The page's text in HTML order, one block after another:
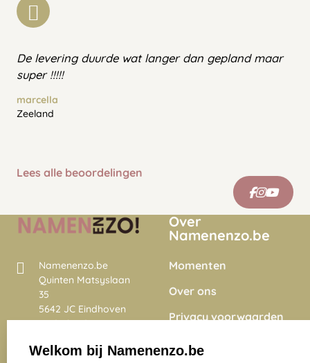
De levering duurde wat langer dan gepland maar
super !!!!!
marcella
Zeeland
Lees alle beoordelingen
Namenenzo.be
Quinten Matsyslaan
35
5642 JC Eindhoven
Nederland
Over
Namenenzo.be
Momenten
Over ons
Privacy voorwaarden
Onze vacatures
Welkom bij Namenenzo.be